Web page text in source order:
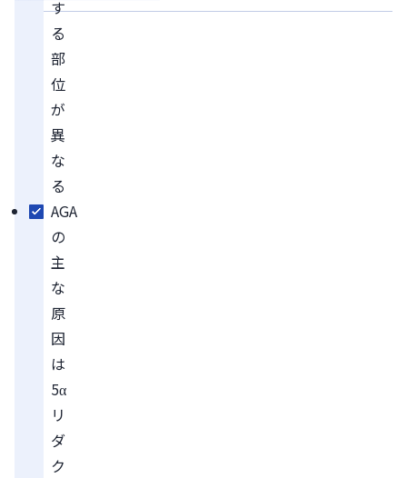
す
る
部
位
が
異
な
る
AGA
の
主
な
原
因
は
5α
リ
ダ
ク